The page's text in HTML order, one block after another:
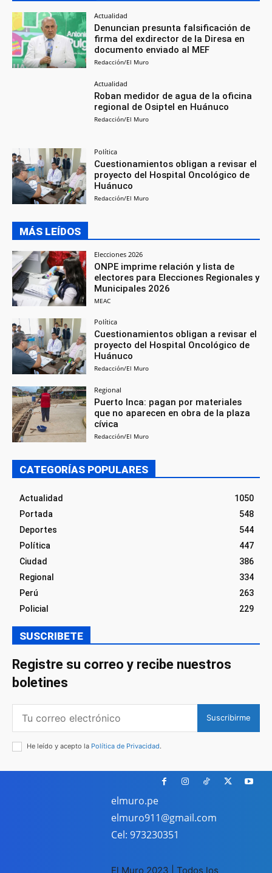
Actualidad
Denuncian presunta falsificación de
firma del exdirector de la Diresa en
documento enviado al MEF
Redacción/El Muro
Actualidad
Roban medidor de agua de la oficina
regional de Osiptel en Huánuco
Redacción/El Muro
Política
Cuestionamientos obligan a revisar el
proyecto del Hospital Oncológico de
Huánuco
Redacción/El Muro
MÁS LEÍDOS
Elecciones 2026
ONPE imprime relación y lista de
electores para Elecciones Regionales y
Municipales 2026
MEAC
Política
Cuestionamientos obligan a revisar el
proyecto del Hospital Oncológico de
Huánuco
Redacción/El Muro
Regional
Puerto Inca: pagan por materiales
que no aparecen en obra de la plaza
cívica
Redacción/El Muro
CATEGORÍAS POPULARES
Actualidad
1050
Portada
548
Deportes
544
Política
447
Ciudad
386
Regional
334
Perú
263
Policial
229
SUSCRIBETE
Registre su correo y recibe nuestros
boletines
Suscribirme
He leído y acepto la Política de Privacidad.
elmuro.pe
elmuro911@gmail.com
Cel: 973230351
El Muro 2023 | Todos los